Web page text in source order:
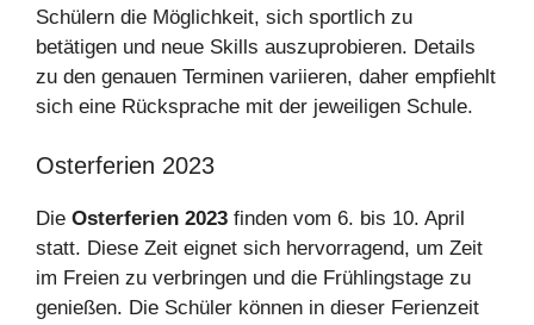
Schülern die Möglichkeit, sich sportlich zu
betätigen und neue Skills auszuprobieren. Details
zu den genauen Terminen variieren, daher empfiehlt
sich eine Rücksprache mit der jeweiligen Schule.
Osterferien 2023
Die Osterferien 2023 finden vom 6. bis 10. April
statt. Diese Zeit eignet sich hervorragend, um Zeit
im Freien zu verbringen und die Frühlingstage zu
genießen. Die Schüler können in dieser Ferienzeit